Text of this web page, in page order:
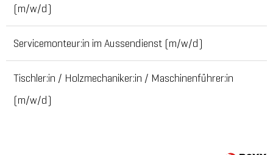
(m/w/d)
Servicemonteur:in im Aussendienst (m/w/d)
Tischler:in / Holzmechaniker:in / Maschinenführer:in
(m/w/d)